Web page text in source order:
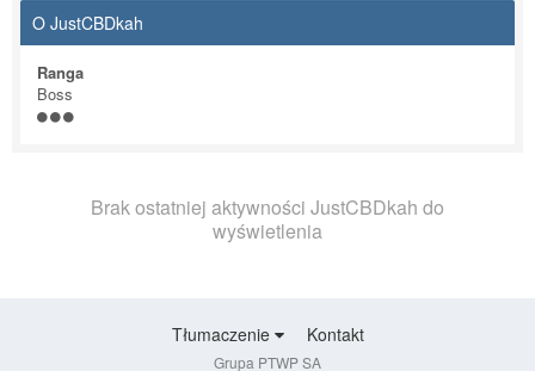
O JustCBDkah
Ranga
Boss
Brak ostatniej aktywności JustCBDkah do
wyświetlenia
Tłumaczenie Kontakt
Grupa PTWP SA